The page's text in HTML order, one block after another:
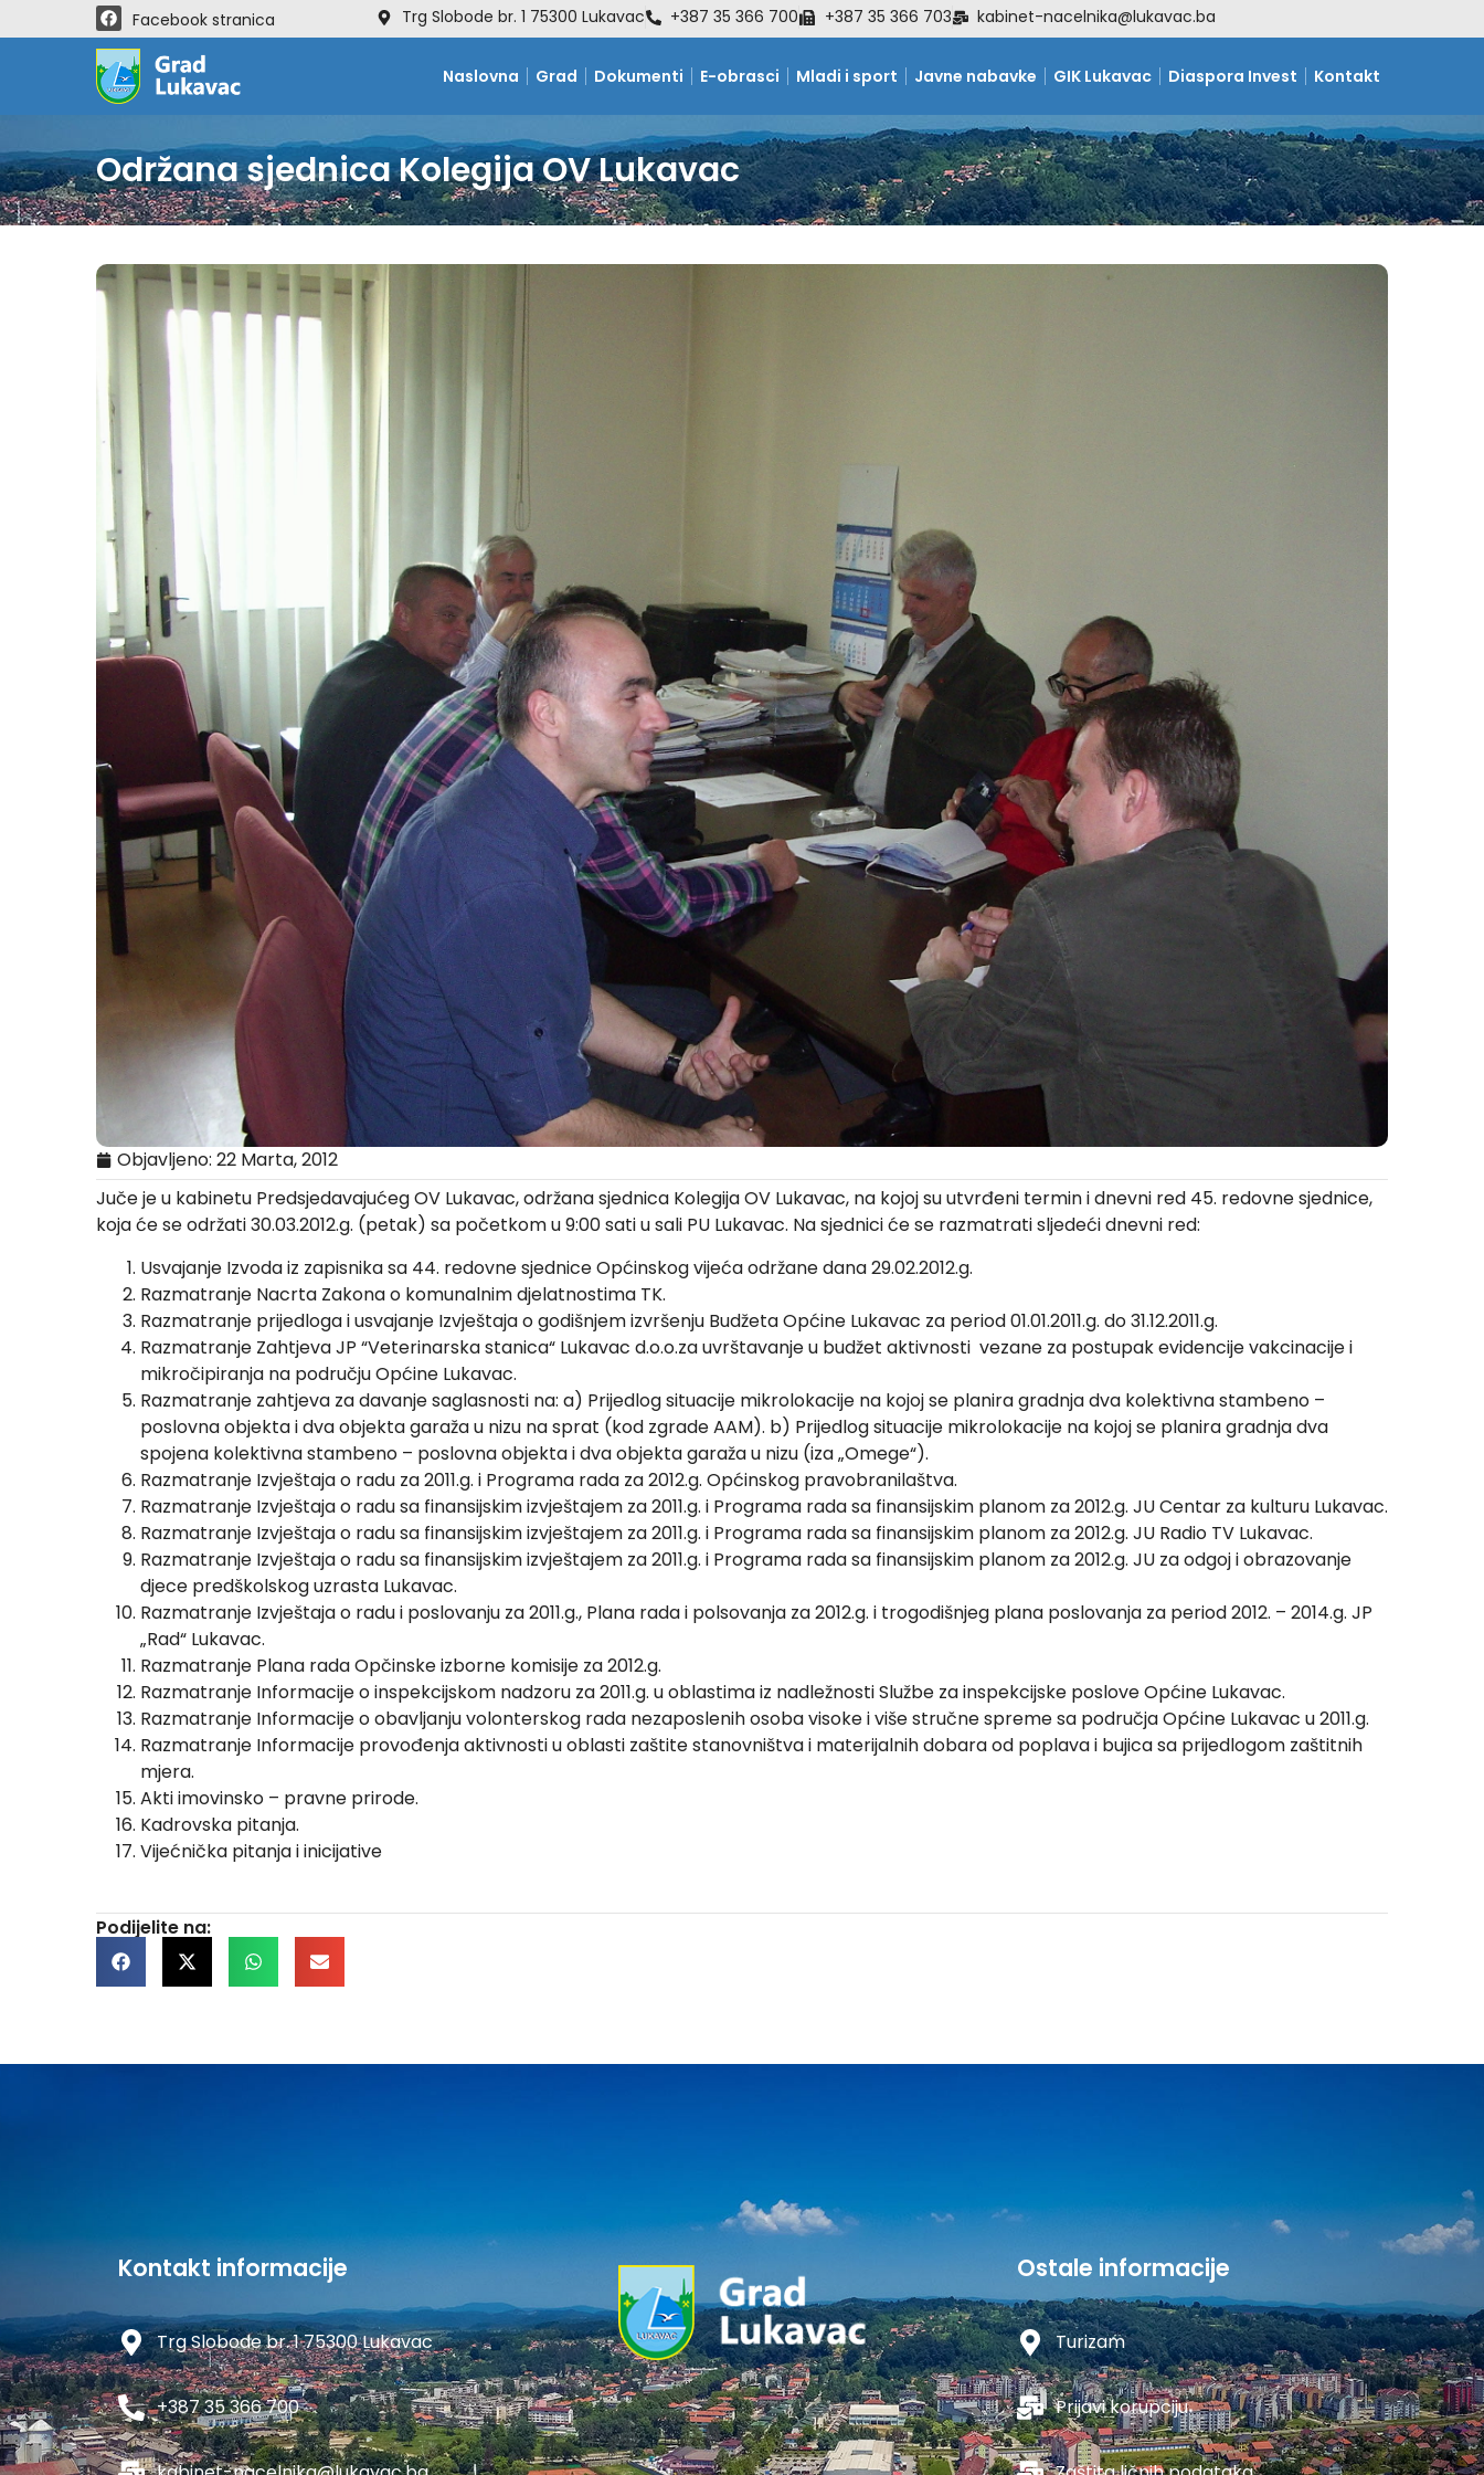
Trg Slobode br. 1 75300 Lukavac +387 35 366 700 +387 35 366 703 kabinet-nacelnika@lukavac.ba
Facebook stranica
Naslovna Grad Dokumenti E-obrasci Mladi i sport Javne nabavke GIK Lukavac Diaspora Invest Kontakt
Održana sjednica Kolegija OV Lukavac
Objavljeno: 22 Marta, 2012
Juče je u kabinetu Predsjedavajućeg OV Lukavac, održana sjednica Kolegija OV Lukavac, na kojoj su utvrđeni termin i dnevni red 45. redovne sjednice,
koja će se održati 30.03.2012.g. (petak) sa početkom u 9:00 sati u sali PU Lukavac. Na sjednici će se razmatrati sljedeći dnevni red:
Usvajanje Izvoda iz zapisnika sa 44. redovne sjednice Općinskog vijeća održane dana 29.02.2012.g.
Razmatranje Nacrta Zakona o komunalnim djelatnostima TK.
Razmatranje prijedloga i usvajanje Izvještaja o godišnjem izvršenju Budžeta Općine Lukavac za period 01.01.2011.g. do 31.12.2011.g.
Razmatranje Zahtjeva JP “Veterinarska stanica“ Lukavac d.o.o.za uvrštavanje u budžet aktivnosti vezane za postupak evidencije vakcinacije i
mikročipiranja na području Općine Lukavac.
Razmatranje zahtjeva za davanje saglasnosti na: a) Prijedlog situacije mikrolokacije na kojoj se planira gradnja dva kolektivna stambeno –
poslovna objekta i dva objekta garaža u nizu na sprat (kod zgrade AAM). b) Prijedlog situacije mikrolokacije na kojoj se planira gradnja dva
spojena kolektivna stambeno – poslovna objekta i dva objekta garaža u nizu (iza „Omege“).
Razmatranje Izvještaja o radu za 2011.g. i Programa rada za 2012.g. Općinskog pravobranilaštva.
Razmatranje Izvještaja o radu sa finansijskim izvještajem za 2011.g. i Programa rada sa finansijskim planom za 2012.g. JU Centar za kulturu Lukavac.
Razmatranje Izvještaja o radu sa finansijskim izvještajem za 2011.g. i Programa rada sa finansijskim planom za 2012.g. JU Radio TV Lukavac.
Razmatranje Izvještaja o radu sa finansijskim izvještajem za 2011.g. i Programa rada sa finansijskim planom za 2012.g. JU za odgoj i obrazovanje
djece predškolskog uzrasta Lukavac.
Razmatranje Izvještaja o radu i poslovanju za 2011.g., Plana rada i polsovanja za 2012.g. i trogodišnjeg plana poslovanja za period 2012. – 2014.g. JP
„Rad“ Lukavac.
Razmatranje Plana rada Opčinske izborne komisije za 2012.g.
Razmatranje Informacije o inspekcijskom nadzoru za 2011.g. u oblastima iz nadležnosti Službe za inspekcijske poslove Općine Lukavac.
Razmatranje Informacije o obavljanju volonterskog rada nezaposlenih osoba visoke i više stručne spreme sa područja Općine Lukavac u 2011.g.
Razmatranje Informacije provođenja aktivnosti u oblasti zaštite stanovništva i materijalnih dobara od poplava i bujica sa prijedlogom zaštitnih
mjera.
Akti imovinsko – pravne prirode.
Kadrovska pitanja.
Vijećnička pitanja i inicijative
Podijelite na:
Kontakt informacije
Trg Slobode br. 1 75300 Lukavac
+387 35 366 700
Ostale informacije
Turizam
Prijavi korupciju